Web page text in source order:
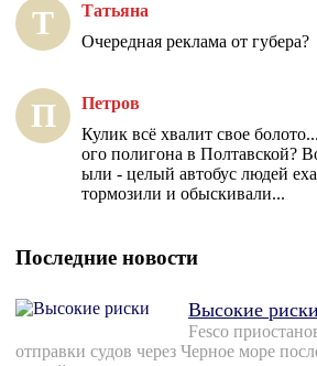
Т Татьяна
Очередная реклама от губера?
П Петров
Кулик всё хвалит свое
ого полигона в Полтавской?
ыли - целый автобус людей
тормозили и обыскивали...
Последние новости
Высокие риски
Fesco
отправки судов через Черное море